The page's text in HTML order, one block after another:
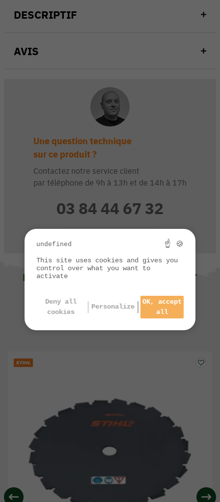
DESCRIPTIF
AVIS
Une question technique
sur ce produit ?
Contactez notre service client
par téléphone de 9h à 13h et de 14h à 17h
03 84 44 67 32
NOUS VOUS SUGGÉRONS ÉGALEMENT
undefined ☝ 🍪
This site uses cookies and gives you
control over what you want to
activate
Deny all
cookies
Personalize
OK, accept
all